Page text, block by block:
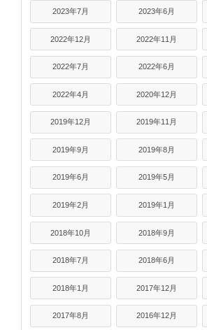
2023年7月 2023年6月
2022年12月 2022年11月
2022年7月 2022年6月
2022年4月 2020年12月
2019年12月 2019年11月
2019年9月 2019年8月
2019年6月 2019年5月
2019年2月 2019年1月
2018年10月 2018年9月
2018年7月 2018年6月
2018年1月 2017年12月
2017年8月 2016年12月